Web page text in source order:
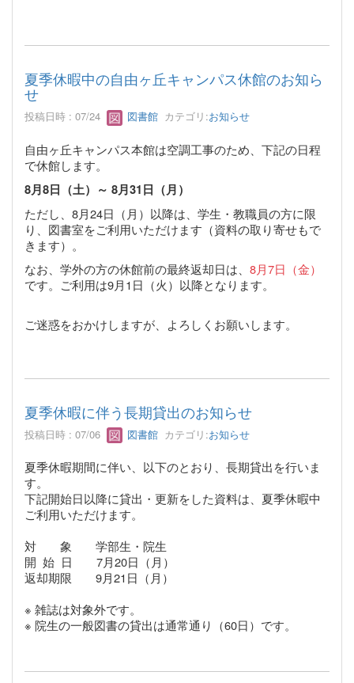
夏季休暇中の自由ヶ丘キャンパス休館のお知ら
せ
投稿日時 : 07/24 図書館 カテゴリ:お知らせ
自由ヶ丘キャンパス本館は空調工事のため、下記の日程
で休館します。
8月8日（土）～ 8月31日（月）
ただし、8月24日（月）以降は、学生・教職員の方に限
り、図書室をご利用いただけます（資料の取り寄せもで
きます）。
なお、学外の方の休館前の最終返却日は、 8月7日（金）
です。ご利用は9月1日（火）以降となります。
ご迷惑をおかけしますが、よろしくお願いします。
夏季休暇に伴う長期貸出のお知らせ
投稿日時 : 07/06 図書館 カテゴリ:お知らせ
夏季休暇期間に伴い、以下のとおり、長期貸出を行いま
す。
下記開始日以降に貸出・更新をした資料は、 夏季休暇中
ご利用いただけます。
対 象 学部生・院生
開 始 日 7月20日（月）
返却期限 9月21日（月）
※ 雑誌は対象外です。
※ 院生の一般図書の貸出は通常通り（60日）です。